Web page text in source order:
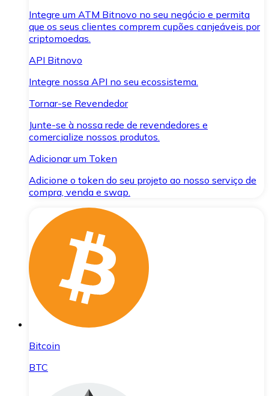
Integre um ATM Bitnovo no seu negócio e permita
que os seus clientes comprem cupões canjeáveis por
criptomoedas.
API Bitnovo
Integre nossa API no seu ecossistema.
Tornar-se Revendedor
Junte-se à nossa rede de revendedores e
comercialize nossos produtos.
Adicionar um Token
Adicione o token do seu projeto ao nosso serviço de
compra, venda e swap.
Bitcoin
BTC